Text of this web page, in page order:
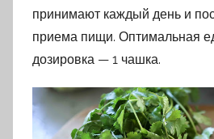
принимают каждый день и
приема пищи. Оптимальная
дозировка — 1 чашка.